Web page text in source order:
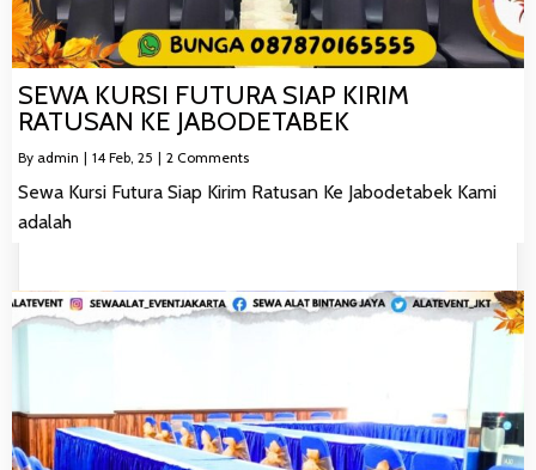
SEWA KURSI FUTURA SIAP KIRIM
RATUSAN KE JABODETABEK
By admin | 14 Feb, 25 | 2 Comments
Sewa Kursi Futura Siap Kirim Ratusan Ke Jabodetabek Kami
adalah